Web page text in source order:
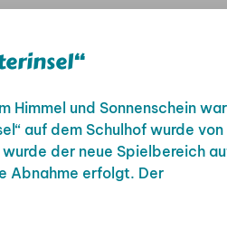
Himmel und Sonnenschein
auf dem Schulhof wurde
wurde der neue Spielbereich
Abnahme erfolgt. Der